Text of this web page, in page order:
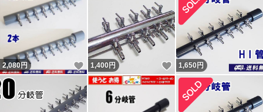
が出来ないようで論点が違います。私の返答は一部変更・
追記しているので同じではありません。フリマから閲覧の
方で気になる方はヤフオクからこの評価の返答を参照くだ
さい。 結局、追跡通り問題なく届いていたようです（ナ
ビの受取連絡有・ヤマトにも確認）。無責任呼ばわりされ
ましたが自身の責任は感じていないようで謝罪と評価変更
2,080円 いいね！
1,400円 いいね！
1,650 円